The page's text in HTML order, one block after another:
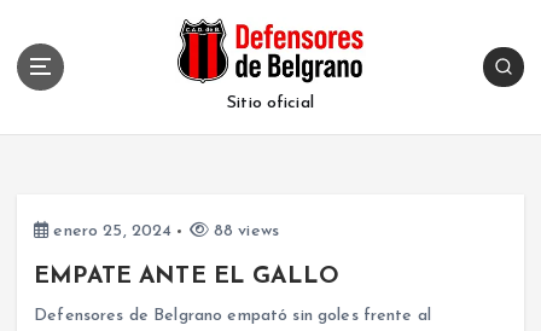
Sitio oficial
enero 25, 2024 88 views
EMPATE ANTE EL GALLO
Defensores de Belgrano empató sin goles frente al